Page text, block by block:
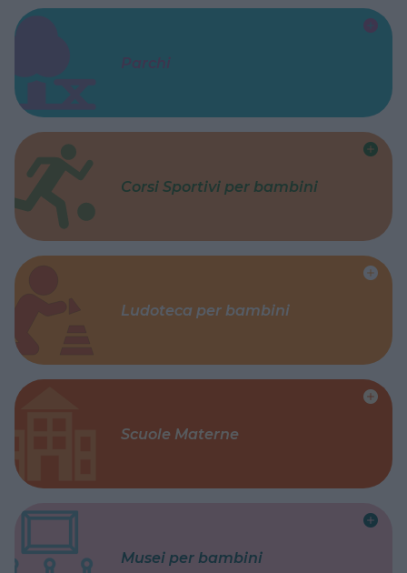
Parchi
Corsi Sportivi per bambini
Ludoteca per bambini
Scuole Materne
Musei per bambini